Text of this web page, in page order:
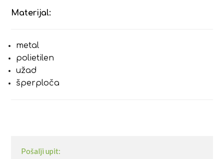
Materijal:
metal
polietilen
užad
šperploča
Pošalji upit: